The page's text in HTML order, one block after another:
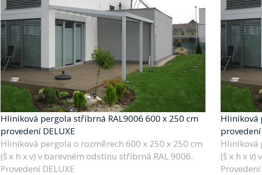
Hliníková pergola stříbrná RAL9006 600 x 250 cm
provedení DELUXE
Hliníková pergola o rozměrech 600 x 250 x 250 cm
(š x h x v) v barevném odstínu stříbrná RAL 9006.
Provedení DELUXE
Hliníková
provedení
Hliníková
(š x h x v)
Provedení